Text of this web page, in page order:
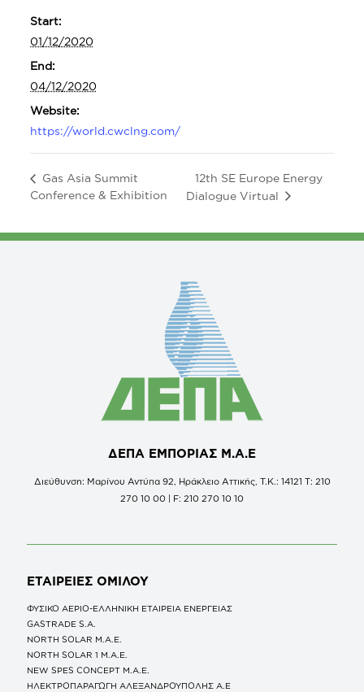
Start:
01/12/2020
End:
04/12/2020
Website:
https://world.cwclng.com/
Gas Asia Summit
Conference & Exhibition
12th SE Europe Energy
Dialogue Virtual
ΔΕΠΑ ΕΜΠΟΡΙΑΣ Μ.Α.Ε
Διεύθυνση: Μαρίνου Αντύπα 92, Ηράκλειο Αττικής, Τ.Κ.: 14121 Τ: 210
270 10 00 | F: 210 270 10 10
ΕΤΑΙΡΕΙΕΣ ΟΜΙΛΟΥ
ΦΥΣΙΚΟ ΑΕΡΙΟ-ΕΛΛΗΝΙΚΗ ΕΤΑΙΡΕΙΑ ΕΝΕΡΓΕΙΑΣ
GASTRADE S.A.
NORTH SOLAR M.Α.Ε.
NORTH SOLAR 1 M.Α.Ε.
NEW SPES CONCEPT Μ.Α.Ε.
ΗΛΕΚΤΡΟΠΑΡΑΓΩΓΗ ΑΛΕΞΑΝΔΡΟΥΠΟΛΗΣ A.E